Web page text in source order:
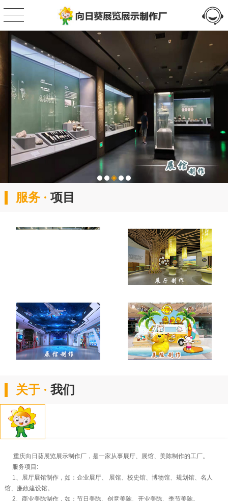
服务 ·项目
关于 ·我们
重庆向日葵展览展示制作厂，是一家从事展厅、展馆、美陈制作的工厂。
服务项目:
1、展厅展馆制作，如：企业展厅、 展馆、校史馆、博物馆、规划馆、名人
馆、廉政建设馆。
2、商业美陈制作，如：节日美陈、创意美陈、开业美陈、季节美陈。